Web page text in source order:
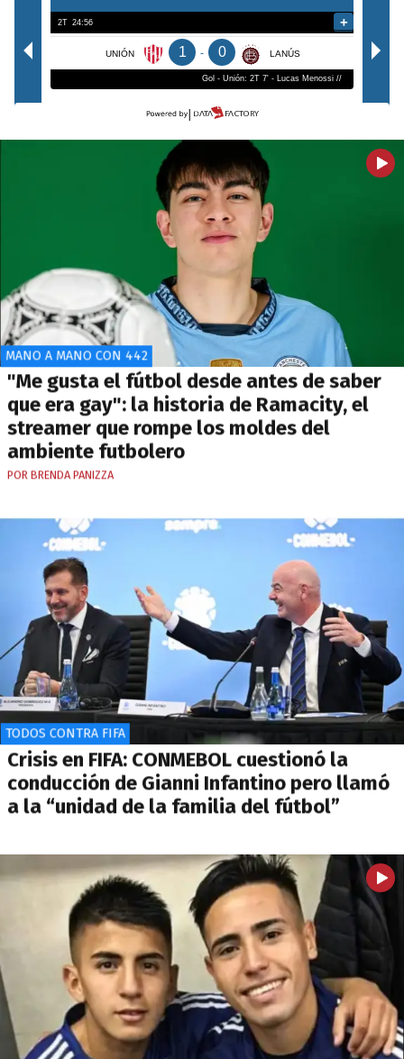
MANO A MANO CON 442
"Me gusta el fútbol desde antes de saber
que era gay": la historia de Ramacity, el
streamer que rompe los moldes del
ambiente futbolero
POR BRENDA PANIZZA
TODOS CONTRA FIFA
Crisis en FIFA: CONMEBOL cuestionó la
conducción de Gianni Infantino pero llamó
a la “unidad de la familia del fútbol”